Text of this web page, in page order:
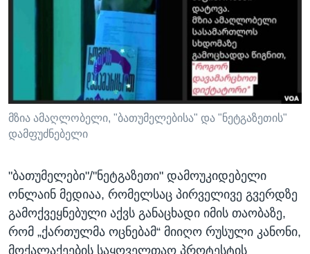
ᲡᲢᲣᲓᲘᲐ ᲕᲐᲨᲘᲜᲒᲢᲝᲜᲘ
ᲘᲜᲢᲔᲠᲕᲘᲣ
ᲙᲣᲚᲢᲣᲠᲐ
ᲒᲐᲚᲘᲚᲔᲝ
Learning English
ᲗᲕᲐᲚᲘ ᲒᲕᲐᲓᲔᲕᲜᲔᲗ
ენები
მზია ამაღლობელი, "ბათუმელებისა" და "ნეტგაზეთის"
დამფუძნებელი
"ბათუმელები"/"ნეტგაზეთი" დამოუკიდებელი
ონლაინ მედიაა, რომელსაც პირველივე გვერდზე
გამოქვეყნებული აქვს განაცხადი იმის თაობაზე,
რომ „ქართულმა ოცნებამ“ მიიღო რუსული კანონი,
მოქალაქეების საყოველთაო პროტესტის